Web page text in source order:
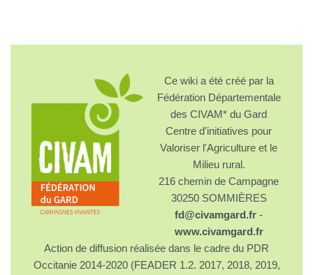
Ce wiki a été créé par la
Fédération Départementale
des CIVAM* du Gard
Centre d'initiatives pour
Valoriser l'Agriculture et le
Milieu rural.
216 chemin de Campagne
30250 SOMMIÈRES
fd@civamgard.fr -
www.civamgard.fr
Action de diffusion réalisée dans le cadre du PDR
Occitanie 2014-2020 (FEADER 1.2. 2017, 2018, 2019,